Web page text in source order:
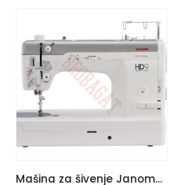
Mašina za šivenje Janome HD9